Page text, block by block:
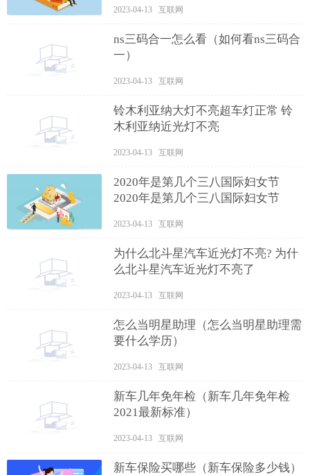
2023-04-13 互联网
ns三码合一怎么看（如何看ns三码合
一）
2023-04-13 互联网
铃木利亚纳大灯不亮超车灯正常 铃
木利亚纳近光灯不亮
2023-04-13 互联网
2020年是第几个三八国际妇女节
2020年是第几个三八国际妇女节
2023-04-13 互联网
为什么北斗星汽车近光灯不亮? 为什
么北斗星汽车近光灯不亮了
2023-04-13 互联网
怎么当明星助理（怎么当明星助理需
要什么学历）
2023-04-13 互联网
新车几年免年检（新车几年免年检
2021最新标准）
2023-04-13 互联网
新车保险买哪些（新车保险多少钱）